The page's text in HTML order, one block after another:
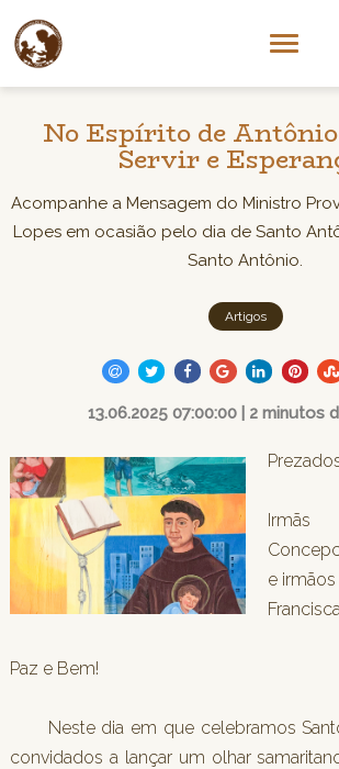
No Espírito de
Servir e
Acompanhe a Mensagem do Ministro
Lopes em ocasião pelo dia de Santo
Santo Antônio.
Artigos
13.06.2025 07:00:00 | 2 minutos
e
Paz e Bem!
Neste dia em que celebramos
convidados a lançar um olhar